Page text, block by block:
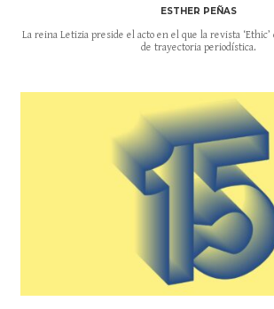
ESTHER PEÑAS
La reina Letizia preside el acto en el que la revista ‘Ethic’
de trayectoria periodística.